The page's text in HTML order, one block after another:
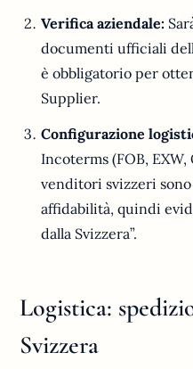
Verifica aziendale:
documenti ufficiali
è obbligatorio per
Supplier.
Configurazione
Incoterms (FOB,
venditori svizzeri
affidabilità, quindi
dalla Svizzera”.
Logistica:
Svizzera